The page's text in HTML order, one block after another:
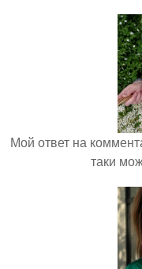
Мой ответ на
таки